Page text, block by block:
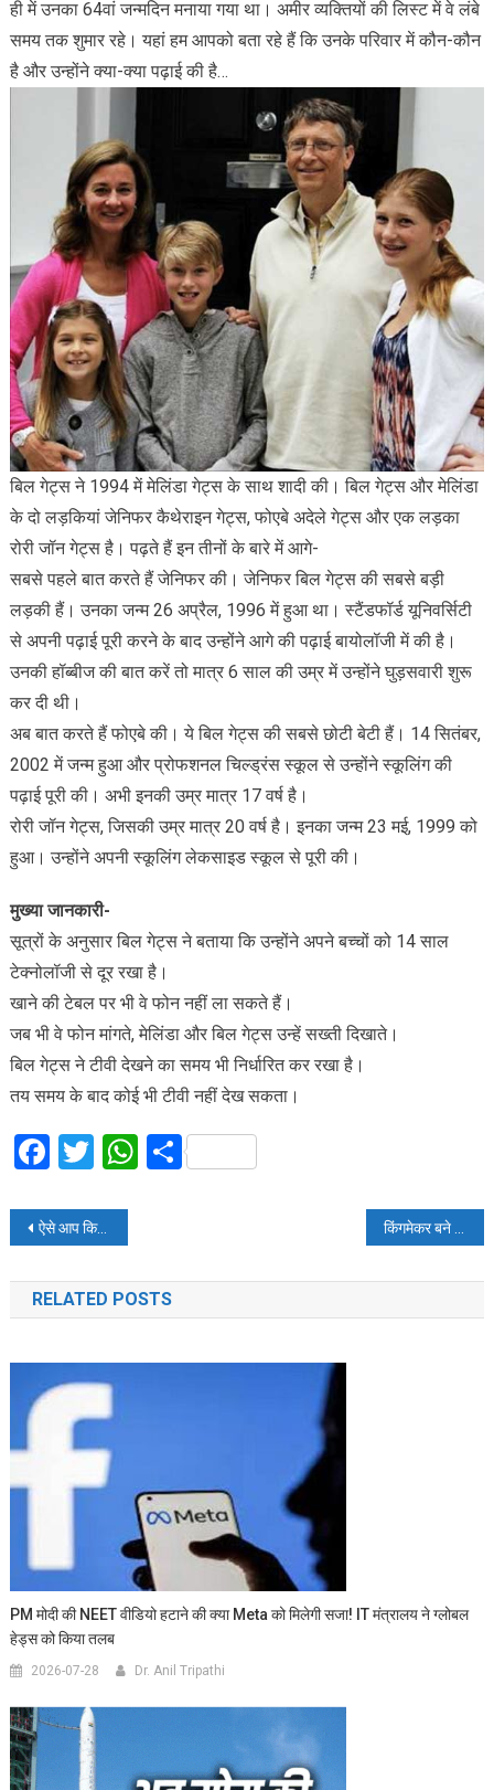
ही में उनका 64वां जन्मदिन मनाया गया था। अमीर व्यक्तियों की लिस्ट में वे लंबे
समय तक शुमार रहे। यहां हम आपको बता रहे हैं कि उनके परिवार में कौन-कौन
है और उन्होंने क्या-क्या पढ़ाई की है…
बिल गेट्स ने 1994 में मेलिंडा गेट्स के साथ शादी की। बिल गेट्स और मेलिंडा
के दो लड़कियां जेनिफर कैथेराइन गेट्स, फोएबे अदेले गेट्स और एक लड़का
रोरी जॉन गेट्स है। पढ़ते हैं इन तीनों के बारे में आगे-
सबसे पहले बात करते हैं जेनिफर की। जेनिफर बिल गेट्स की सबसे बड़ी
लड़की हैं। उनका जन्म 26 अप्रैल, 1996 में हुआ था। स्टैंडफॉर्ड यूनिवर्सिटी
से अपनी पढ़ाई पूरी करने के बाद उन्होंने आगे की पढ़ाई बायोलॉजी में की है।
उनकी हॉब्बीज की बात करें तो मात्र 6 साल की उम्र में उन्होंने घुड़सवारी शुरू
कर दी थी।
अब बात करते हैं फोएबे की। ये बिल गेट्स की सबसे छोटी बेटी हैं। 14 सितंबर,
2002 में जन्म हुआ और प्रोफशनल चिल्ड्रंस स्कूल से उन्होंने स्कूलिंग की
पढ़ाई पूरी की। अभी इनकी उम्र मात्र 17 वर्ष है।
रोरी जॉन गेट्स, जिसकी उम्र मात्र 20 वर्ष है। इनका जन्म 23 मई, 1999 को
हुआ। उन्होंने अपनी स्कूलिंग लेकसाइड स्कूल से पूरी की।
मुख्या जानकारी-
सूत्रों के अनुसार बिल गेट्स ने बताया कि उन्होंने अपने बच्चों को 14 साल
टेक्नोलॉजी से दूर रखा है।
खाने की टेबल पर भी वे फोन नहीं ला सकते हैं।
जब भी वे फोन मांगते, मेलिंडा और बिल गेट्स उन्हें सख्ती दिखाते।
बिल गेट्स ने टीवी देखने का समय भी निर्धारित कर रखा है।
तय समय के बाद कोई भी टीवी नहीं देख सकता।
Facebook
Twitter
WhatsApp
Share
Post
navigation
ऐसे आप किसी की भी लोकेशन आसानी से कर सकते हैं पता
RELATED POSTS
PM मोदी की NEET वीडियो हटाने की क्या Meta को मिलेगी सजा! IT मंत्रालय ने ग्लोबल
हेड्स को किया तलब
2026-07-28 Dr. Anil Tripathi